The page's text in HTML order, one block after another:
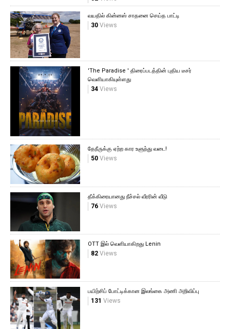
வயதில் கின்னஸ் சாதனை செய்த பாட்டி
30Views
'The Paradise ' திரைப்படத்தின் புதிய டீசர்
வெளியாகியுள்ளது
34Views
தேநீருக்கு ஏற்ற கார உளுந்து வடை!
50Views
தீக்கிரையானது நீச்சல் வீரரின் வீடு
76Views
OTT இல் வெளியாகிறது Lenin
82Views
பயிற்சிப் போட்டிக்கான இலங்கை அணி அறிவிப்பு
131 Views